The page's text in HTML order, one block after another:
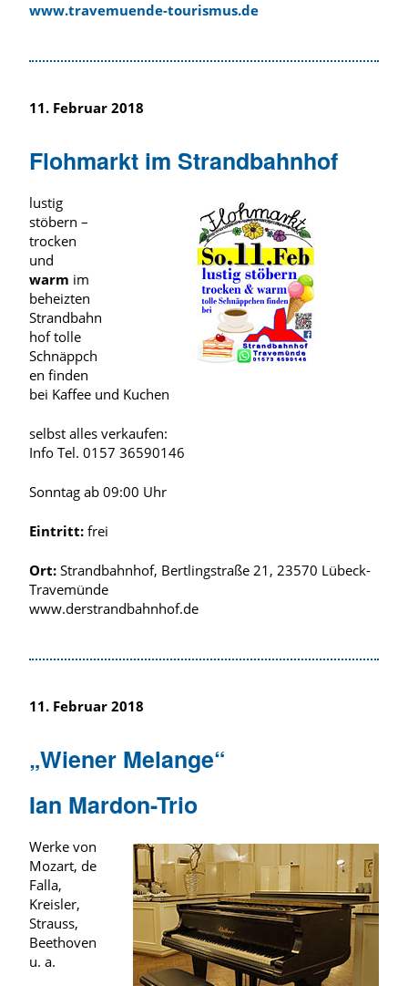
www.travemuende-tourismus.de
11. Februar 2018
Flohmarkt im Strandbahnhof
lustig
stöbern –
trocken
und
warm im
beheizten
Strandbahn
hof tolle
Schnäppch
en finden
bei Kaffee und Kuchen
selbst alles verkaufen:
Info Tel. 0157 36590146
Sonntag ab 09:00 Uhr
Eintritt: frei
Ort: Strandbahnhof, Bertlingstraße 21, 23570 Lübeck-
Travemünde
www.derstrandbahnhof.de
11. Februar 2018
„Wiener Melange“
Ian Mardon-Trio
Werke von
Mozart, de
Falla,
Kreisler,
Strauss,
Beethoven
u. a.